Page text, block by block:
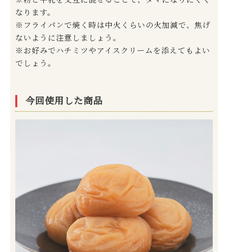
なります。
※フライパンで焼く時は中火くらいの火加減で、焦げ
ないように注意しましょう。
※お好みでハチミツやアイスクリームを添えてもよい
でしょう。
今回使用した商品